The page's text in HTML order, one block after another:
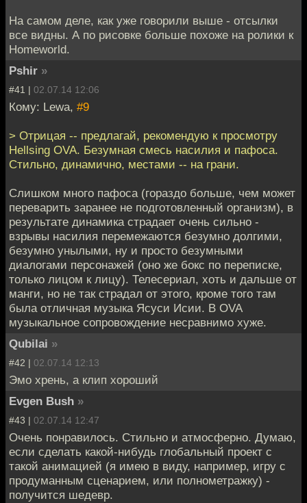
На самом деле, как уже говорили выше - отсылки
все видны. А по рисовке больше похоже на ролики к
Homeworld.
Pshir »
#41 | 02.07.14 12:06
Кому: Lewa, #9
> Отрицая -- предлагай, рекомендую к просмотру
Hellsing OVA. Безумная смесь насилия и пафоса.
Стильно, динамично, местами -- на грани.
Слишком много пафоса (гораздо больше, чем может
переварить заранее не подготовленный организм), в
результате динамика страдает очень сильно -
взрывы насилия перемежаются безумно долгими,
безумно унылыми, ну и просто безумными
диалогами персонажей (оно же бокс по переписке,
только лицом к лицу). Телесериал, хоть и дальше от
манги, но не так страдал от этого, кроме того там
была отличная музыка Ясуси Исии. В OVA
музыкальное сопровождение несравнимо хуже.
Qubilai »
#42 | 02.07.14 12:13
Эмо хрень, а клип хороший
Evgen Bush »
#43 | 02.07.14 12:47
Очень понравилось. Стильно и атмосферно. Думаю,
если сделать какой-нибудь глобальный проект с
такой анимацией (я имею в виду, например, игру с
продуманным сценарием, или полнометражку) -
получится шедевр.